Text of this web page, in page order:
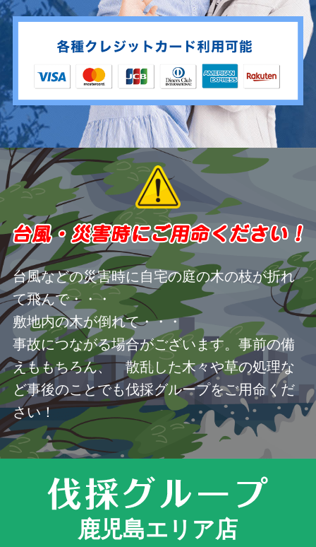
台風などの災害時に自宅の庭の木の枝が折れ
て飛んで・・・
敷地内の木が倒れて・・・
事故につながる場合がございます。事前の備
えももちろん、 散乱した木々や草の処理な
ど事後のことでも伐採グループをご用命くだ
さい！
鹿児島エリア店